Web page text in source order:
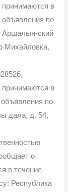
принимаются в
по
Аршалын-ский
Михайловка,
принимаются в
по
дала, д. 54,
о
в течение
Республика